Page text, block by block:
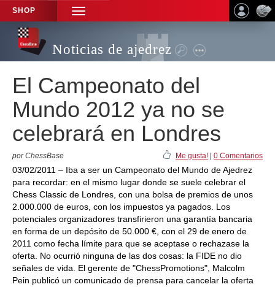
SHOP
TOGGLE
NAVIGATION
Noticias de ajedrez
El Campeonato del
Mundo 2012 ya no se
celebrará en Londres
por ChessBase Me gusta! 0 Comentarios
03/02/2011 – Iba a ser un Campeonato del Mundo de Ajedrez
para recordar: en el mismo lugar donde se suele celebrar el
Chess Classic de Londres, con una bolsa de premios de unos
2.000.000 de euros, con los impuestos ya pagados. Los
potenciales organizadores transfirieron una garantía bancaria
en forma de un depósito de 50.000 €, con el 29 de enero de
2011 como fecha límite para que se aceptase o rechazase la
oferta. No ocurrió ninguna de las dos cosas: la FIDE no dio
señales de vida. El gerente de "ChessPromotions", Malcolm
Pein publicó un comunicado de prensa para cancelar la oferta